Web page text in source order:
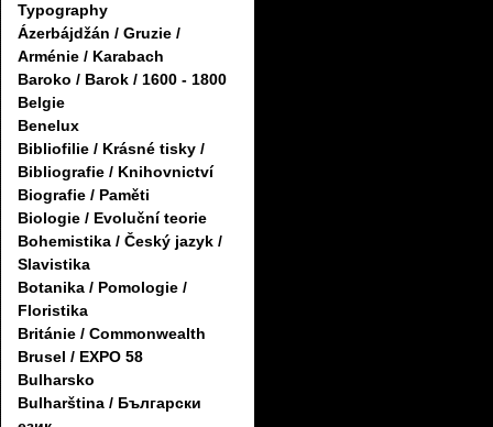
Typography
Ázerbájdžán / Gruzie /
Arménie / Karabach
Baroko / Barok / 1600 - 1800
Belgie
Benelux
Bibliofilie / Krásné tisky /
Bibliografie / Knihovnictví
Biografie / Paměti
Biologie / Evoluční teorie
Bohemistika / Český jazyk /
Slavistika
Botanika / Pomologie /
Floristika
Británie / Commonwealth
Brusel / EXPO 58
Bulharsko
Bulharština / Български